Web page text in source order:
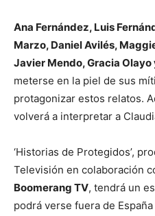
Ana Fernández, Luis
Marzo, Daniel Avilés,
Javier Mendo, Gracia
meterse en la piel de sus
protagonizar estos relatos.
volverá a interpretar a
‘Historias de Protegidos’,
Televisión en colaboración
Boomerang TV, tendrá un
podrá verse fuera de